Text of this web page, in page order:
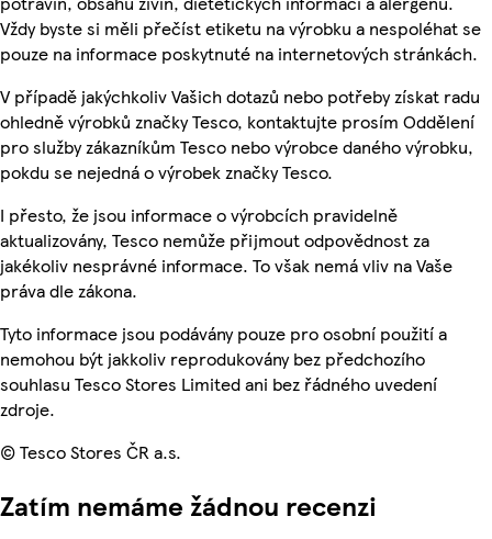
Vždy byste si měli přečíst etiketu na výrobku a nespoléhat se
pouze na informace poskytnuté na internetových stránkách.
V případě jakýchkoliv Vašich dotazů nebo potřeby získat radu
ohledně výrobků značky Tesco, kontaktujte prosím Oddělení
pro služby zákazníkům Tesco nebo výrobce daného výrobku,
pokdu se nejedná o výrobek značky Tesco.
I přesto, že jsou informace o výrobcích pravidelně
aktualizovány, Tesco nemůže přijmout odpovědnost za
jakékoliv nesprávné informace. To však nemá vliv na Vaše
práva dle zákona.
Tyto informace jsou podávány pouze pro osobní použití a
nemohou být jakkoliv reprodukovány bez předchozího
souhlasu Tesco Stores Limited ani bez řádného uvedení
zdroje.
© Tesco Stores ČR a.s.
Zatím nemáme žádnou recenzi